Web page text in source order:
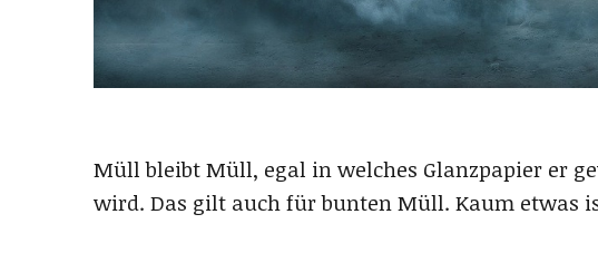
Müll bleibt Müll, egal in welches Glanzpapier er
wird. Das gilt auch für bunten Müll. Kaum etwas